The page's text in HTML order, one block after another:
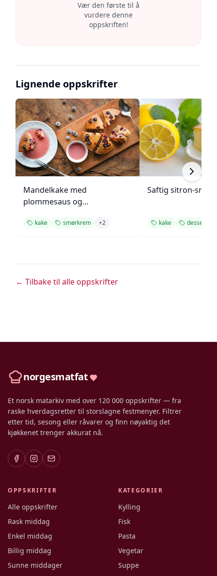
Vær den første til å
vurdere denne
oppskriften!
Lignende oppskrifter
Mandelkake med
plommesaus og
kake smørkrem +2
Saftig sitron-
kake dessert
← Tilbake til alle oppskrifter
norgesmatfat
Et norsk matarkiv med over 120 000 oppskrifter — fra
raske hverdagsretter til storslagne festmenyer. Filtrer
etter tid, sesong eller råvarer og finn nøyaktig det
kjøkkenet trenger akkurat nå.
OPPSKRIFTER
Alle oppskrifter
Rask middag
Enkel middag
Billig middag
Sunne middager
KATEGORIER
Kylling
Fisk
Pasta
Vegetar
Suppe